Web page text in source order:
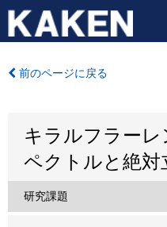
前のページに戻る
キラルフラーレ
ペクトルと絶対
研究課題